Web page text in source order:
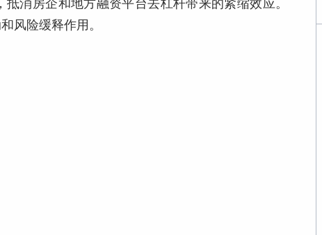
消房企和地方融资平台去杠杆带来的紧缩效应。
风险缓释作用。